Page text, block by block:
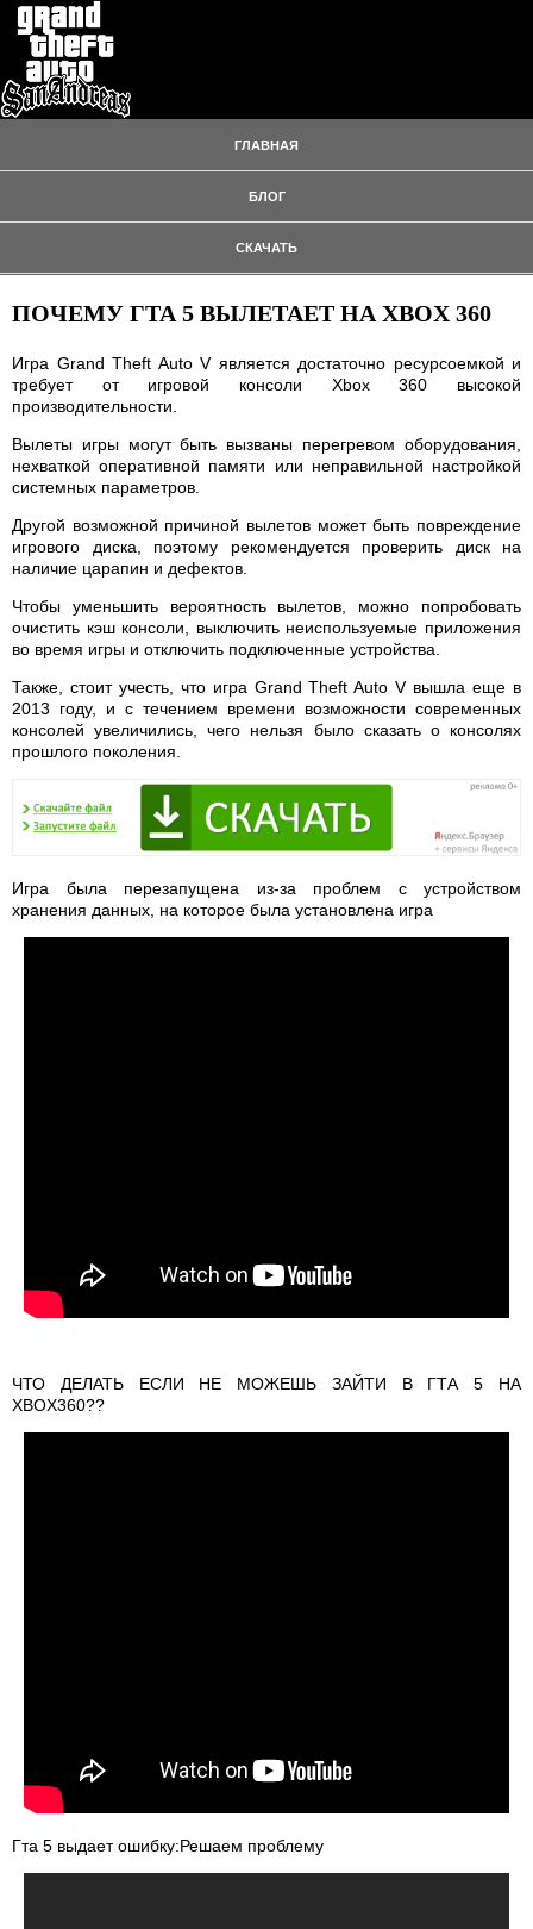
ГЛАВНАЯ
БЛОГ
СКАЧАТЬ
ПОЧЕМУ ГТА 5 ВЫЛЕТАЕТ НА XBOX 360
Игра Grand Theft Auto V является достаточно ресурсоемкой и
требует от игровой консоли Xbox 360 высокой
производительности.
Вылеты игры могут быть вызваны перегревом оборудования,
нехваткой оперативной памяти или неправильной настройкой
системных параметров.
Другой возможной причиной вылетов может быть повреждение
игрового диска, поэтому рекомендуется проверить диск на
наличие царапин и дефектов.
Чтобы уменьшить вероятность вылетов, можно попробовать
очистить кэш консоли, выключить неиспользуемые приложения
во время игры и отключить подключенные устройства.
Также, стоит учесть, что игра Grand Theft Auto V вышла еще в
2013 году, и с течением времени возможности современных
консолей увеличились, чего нельзя было сказать о консолях
прошлого поколения.
Игра была перезапущена из-за проблем с устройством
хранения данных, на которое была установлена игра
ЧТО ДЕЛАТЬ ЕСЛИ НЕ МОЖЕШЬ ЗАЙТИ В ГТА 5 НА
XBOX360??
Гта 5 выдает ошибку:Решаем проблему